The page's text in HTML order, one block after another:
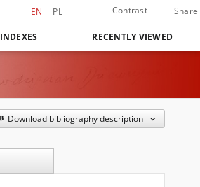
EN PL Contrast Share
INDEXES RECENTLY VIEWED
Download bibliography description